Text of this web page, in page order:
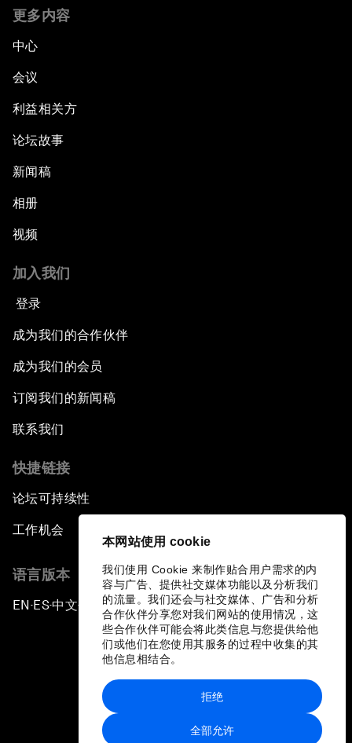
本网站使用 cookie
我们使用 Cookie 来制作贴合用户需求的内
容与广告、提供社交媒体功能以及分析我们
的流量。我们还会与社交媒体、广告和分析
合作伙伴分享您对我们网站的使用情况，这
些合作伙伴可能会将此类信息与您提供给他
们或他们在您使用其服务的过程中收集的其
他信息相结合。
全部允许
拒绝
更多内容
中心
会议
利益相关方
论坛故事
新闻稿
相册
视频
加入我们
登录
成为我们的合作伙伴
成为我们的会员
订阅我们的新闻稿
联系我们
快捷链接
论坛可持续性
工作机会
语言版本
EN ▪ES▪中文▪ 日本語
站点地图